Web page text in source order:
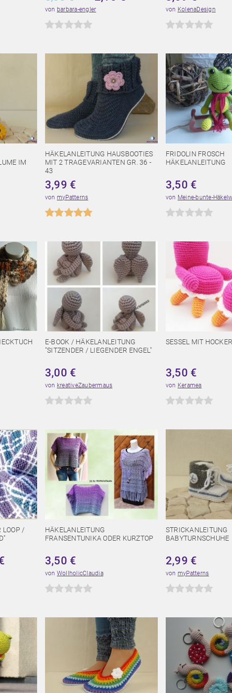
von barbara-engler von KolenaDesign
IM
HÄKELANLEITUNG HAUSBOOTIES
MIT 2 TRAGEVARIANTEN GR. 36 -
43
3,99 €
von myPatterns
FRIDOLIN FROSCH
HÄKELANLEITUNG
3,50 €
von Meine-bunte-
E-BOOK / HÄKELANLEITUNG
"SITZENDER / LIEGENDER ENGEL"
3,00 €
von kreativeZaubermaus
SESSEL MIT HOCKER
3,50 €
von Keramea
LOOP /
HÄKELANLEITUNG
FRANSENTUNIKA ODER KURZTOP
3,50 €
von WollholicClaudia
STRICKANLEITUNG
BABYTURNSCHUHE
2,99 €
von myPatterns